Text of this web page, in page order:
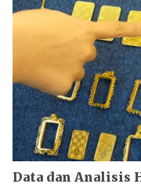
Data dan Analisis